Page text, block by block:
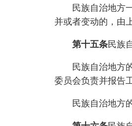
民族自治地方一
并或者变动的，由
第十五条民族
民族自治地方的
委员会负责并报告
民族自治地方的